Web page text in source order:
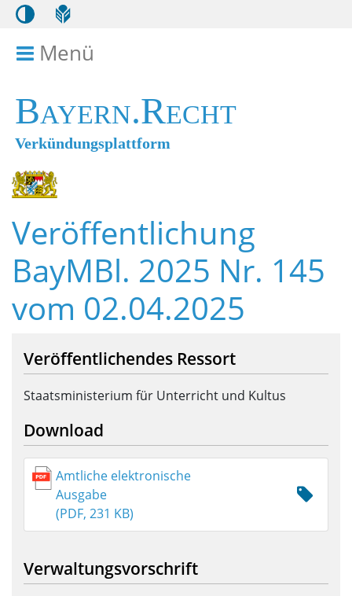
Menü
Bayern.Recht
Verkündungsplattform
Veröffentlichung
BayMBl. 2025 Nr. 145
vom 02.04.2025
Veröffentlichendes Ressort
Staatsministerium für Unterricht und Kultus
Download
Amtliche elektronische
Ausgabe
(PDF, 231 KB)
Verwaltungsvorschrift